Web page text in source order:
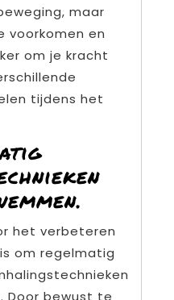
maar
voorkomen en
om je kracht
tijdens het
het verbeteren
om regelmatig